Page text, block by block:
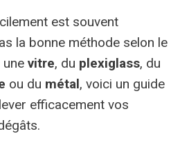
est souvent
la bonne méthode selon le
vitre, du plexiglass, du
ou du métal, voici un guide
efficacement vos